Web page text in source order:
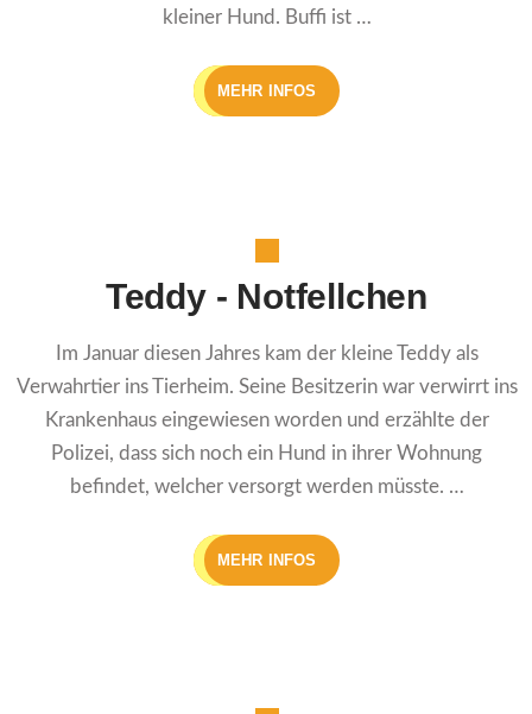
kleiner Hund. Buffi ist …
MEHR INFOS
Teddy - Notfellchen
Im Januar diesen Jahres kam der kleine Teddy als
Verwahrtier ins Tierheim. Seine Besitzerin war verwirrt ins
Krankenhaus eingewiesen worden und erzählte der
Polizei, dass sich noch ein Hund in ihrer Wohnung
befindet, welcher versorgt werden müsste. …
MEHR INFOS